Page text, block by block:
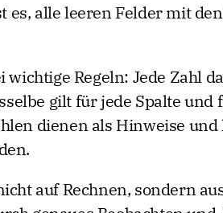
es, alle leeren Felder mit
wichtige Regeln: Jede Zahl
gilt für jede Spalte und
dienen als Hinweise
auf Rechnen, sondern